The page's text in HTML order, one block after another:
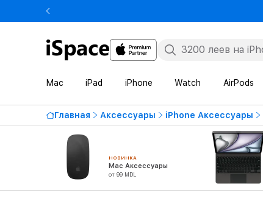
Mac iPad iPhone Watch AirPods
Главная Аксессуары iPhone Аксессуары
НОВИНКА
Mac Аксессуары
от 99 MDL